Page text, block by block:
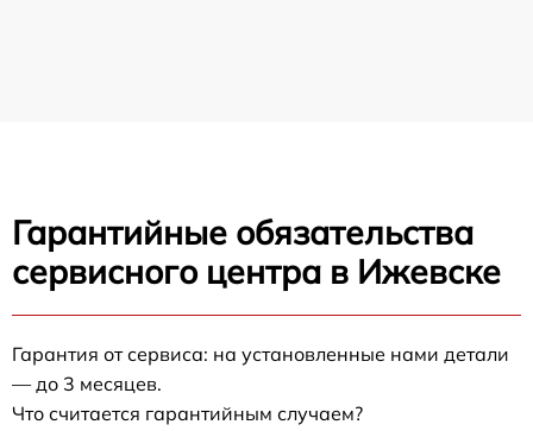
Гарантийные обязательства
сервисного центра в Ижевске
Гарантия от сервиса: на установленные нами детали
— до 3 месяцев.
Что считается гарантийным случаем?